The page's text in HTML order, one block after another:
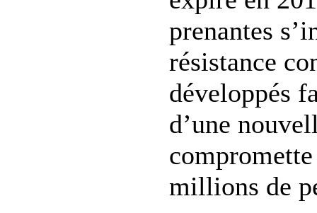
prenantes
résistance
développés
d’une
millions de